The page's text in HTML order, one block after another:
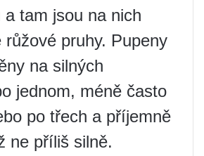
a tam jsou na nich
růžové pruhy. Pupeny
na silných
jednom, méně často
po třech a příjemně
ne příliš silně.